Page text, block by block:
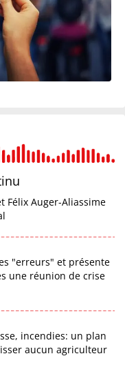
Félix Auger-Aliassime
"erreurs" et présente
une réunion de crise
incendies: un plan
aucun agriculteur